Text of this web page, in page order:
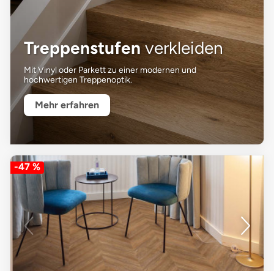
Treppenstufenverkleiden
Mit Vinyl oder Parkett zu einer modernen und
hochwertigen Treppenoptik.
Mehr erfahren
-47 %